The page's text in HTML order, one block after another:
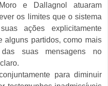
e Dallagnol atuaram
os limites que o sistema
ações explicitamente
alguns partidos, como mais
suas mensagens no
para diminuir